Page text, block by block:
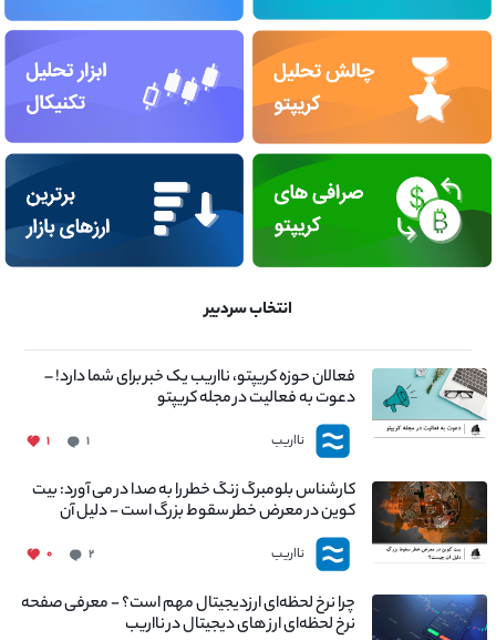
انتخاب سردبیر
فعالان حوزه کریپتو، نااریب یک خبر برای شما دارد! –
دعوت به فعالیت در مجله کریپتو
نااریب ۱ ۱
کارشناس بلومبرگ زنگ خطر را به صدا در می آورد: بیت
کوین در معرض خطر سقوط بزرگ است - دلیل آن
چیست؟
نااریب ۲ ۰
چرا نرخ لحظه‌ای ارزدیجیتال مهم است؟ - معرفی صفحه
نرخ لحظه‌ای ارز های دیجیتال در نااریب